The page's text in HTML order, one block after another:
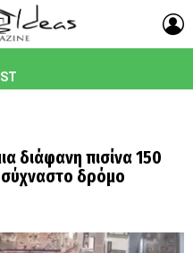
διάφανη πισίνα 150
δρόμο